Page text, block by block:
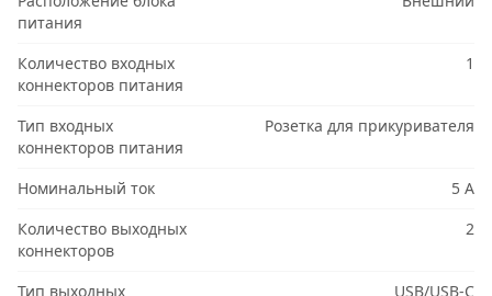
питания
Количество входных
коннекторов питания
1
Тип входных
коннекторов питания
Розетка для прикуривателя
Номинальный ток
5 А
Количество выходных
коннекторов
2
Тип выходных USB/USB-C